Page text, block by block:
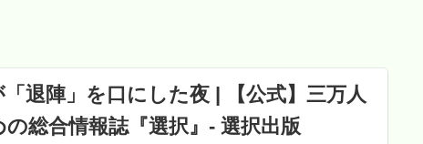
「退陣」を口にした夜 | 【公式】三万人
の総合情報誌『選択』- 選択出版